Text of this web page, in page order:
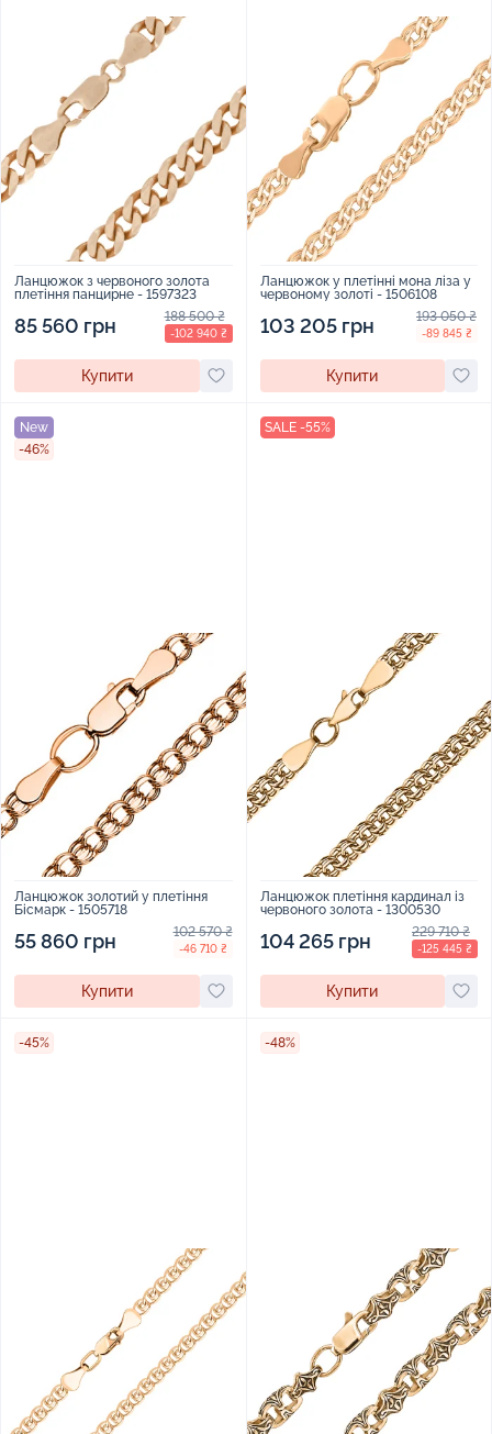
Ланцюжок з червоного золота
плетіння панцирне - 1597323
85 560 грн 188 500 ₴
-102 940 ₴
Купити
Ланцюжок у плетінні мона ліза у
червоному золоті - 1506108
103 205 грн 193 050 ₴
-89 845 ₴
Купити
New
-46%
Ланцюжок золотий у плетіння
Бісмарк - 1505718
55 860 грн 102 570 ₴
-46 710 ₴
Купити
SALE -55%
Ланцюжок плетіння кардинал із
червоного золота - 1300530
104 265 грн 229 710 ₴
-125 445 ₴
Купити
-45% -48%